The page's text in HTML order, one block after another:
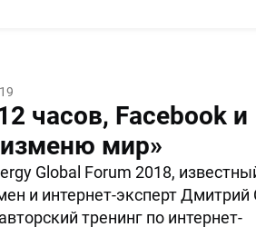
часов, Facebook и
мир»
Global Forum 2018,
и интернет-эксперт
тренинг по интернет-